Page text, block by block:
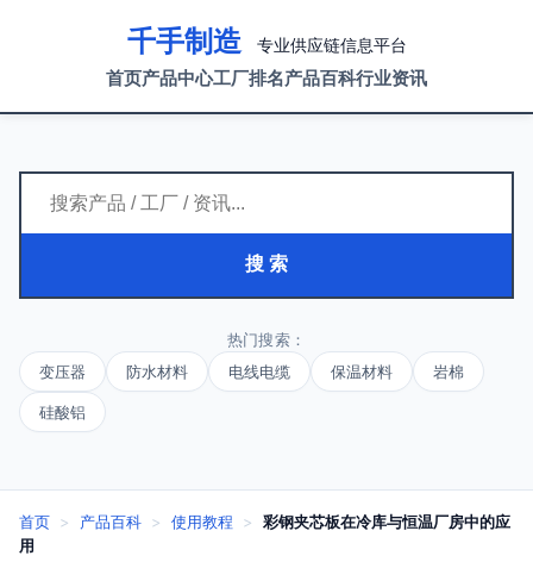
千手制造 专业供应链信息平台
首页产品中心工厂排名产品百科行业资讯
搜 索
热门搜索：
变压器
防水材料 电线电缆 保温材料 岩棉
硅酸铝
首页 > 产品百科 > 使用教程 >
彩钢夹芯板在冷库与恒温厂房中的应
用